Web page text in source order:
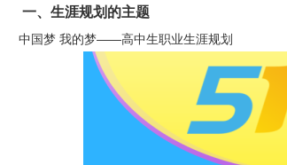
一、生涯规划的主题
中国梦 我的梦——高中生职业生涯规划